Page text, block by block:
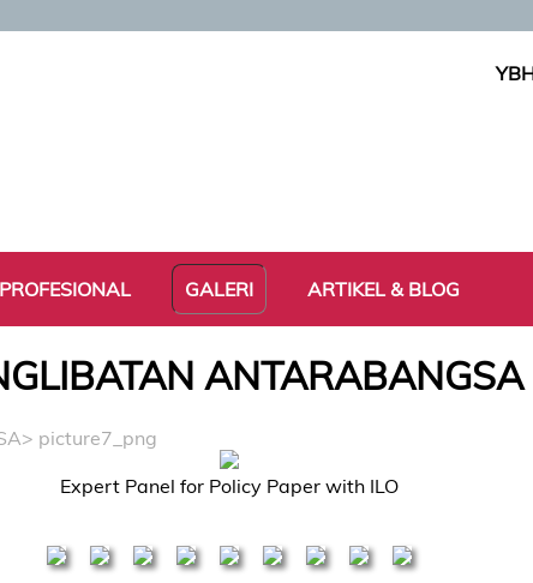
PROFESIONAL GALERI ARTIKEL & BLOG
ANTARABANGSA
> picture7_png
Expert Panel for Policy Paper with ILO